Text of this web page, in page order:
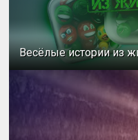
Весёлые истории из